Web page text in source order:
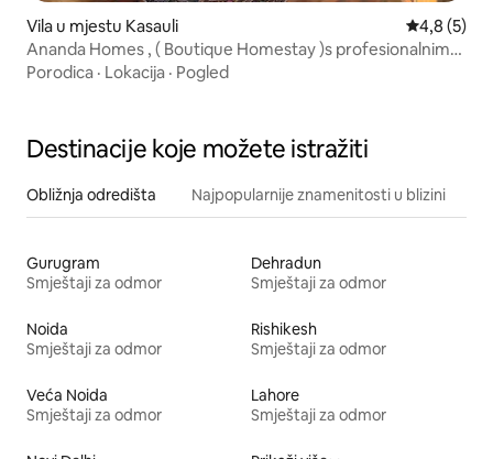
Vila u mjestu Kasauli Prosječna
4,8 (5)
Ananda Homes , ( Boutique Homestay )s profesionalnim
roštiljem
Porodica · Lokacija · Pogled
Destinacije koje možete istražiti
Obližnja odredišta Najpopularnije znamenitosti u blizini
Gurugram
Smještaji za odmor
Dehradun
Smještaji za odmor
Noida
Smještaji za odmor
Rishikesh
Smještaji za odmor
Veća Noida
Smještaji za odmor
Lahore
Smještaji za odmor